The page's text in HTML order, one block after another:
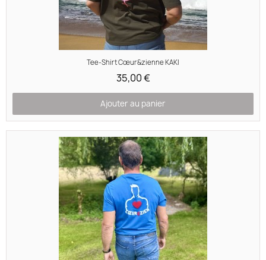
Aperçu rapide
Tee-Shirt Cœur&zienne KAKI
35,00 €
Ajouter au panier